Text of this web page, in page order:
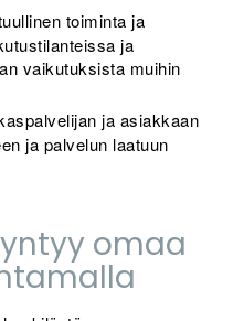
toiminta ja
ja
vaikutuksista muihin
ja asiakkaan
ja palvelun laatuun
omaa